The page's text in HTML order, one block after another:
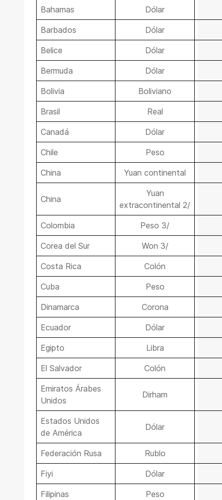
Bahamas Dólar
Barbados Dólar
Belice Dólar
Bermuda Dólar
Bolivia Boliviano
Brasil Real
Canadá Dólar
Chile Peso
China Yuan continental
China
Yuan
extracontinental 2/
Colombia Peso 3/
Corea del Sur Won 3/
Costa Rica Colón
Cuba Peso
Dinamarca Corona
Ecuador Dólar
Egipto Libra
El Salvador Colón
Emiratos Árabes
Unidos
Dirham
Estados Unidos
de América
Dólar
Federación Rusa Rublo
Fiyi Dólar
Filipinas Peso